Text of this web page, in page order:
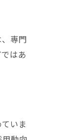
専門
はあ
いま